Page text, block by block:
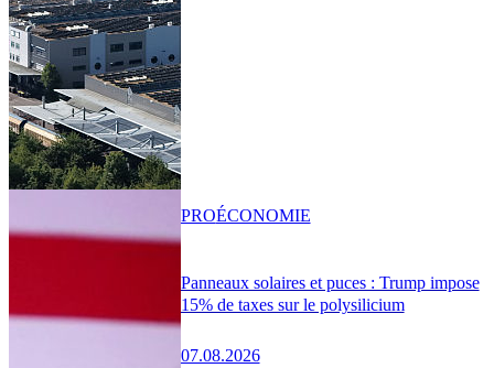
Panneaux solaires et puces : Trump impose
15% de taxes sur le polysilicium
07.08.2026
PROÉCONOMIE